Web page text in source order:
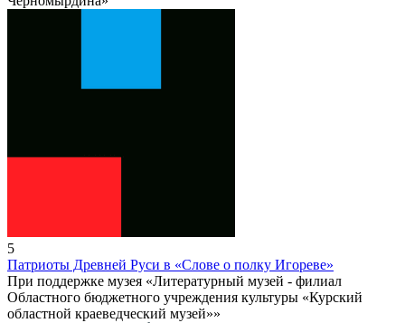
5
Патриоты Древней Руси в «Слове о полку Игореве»
При поддержке музея «Литературный музей - филиал
Областного бюджетного учреждения культуры «Курский
областной краеведческий музей»»